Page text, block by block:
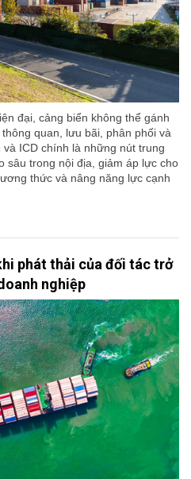
đại, cảng biển không thể gánh
quan, lưu bãi, phân phối và
ICD chính là những nút trung
sâu trong nội địa, giảm áp lực cho
thức và nâng năng lực cạnh
phát thải của đối tác trở
nghiệp